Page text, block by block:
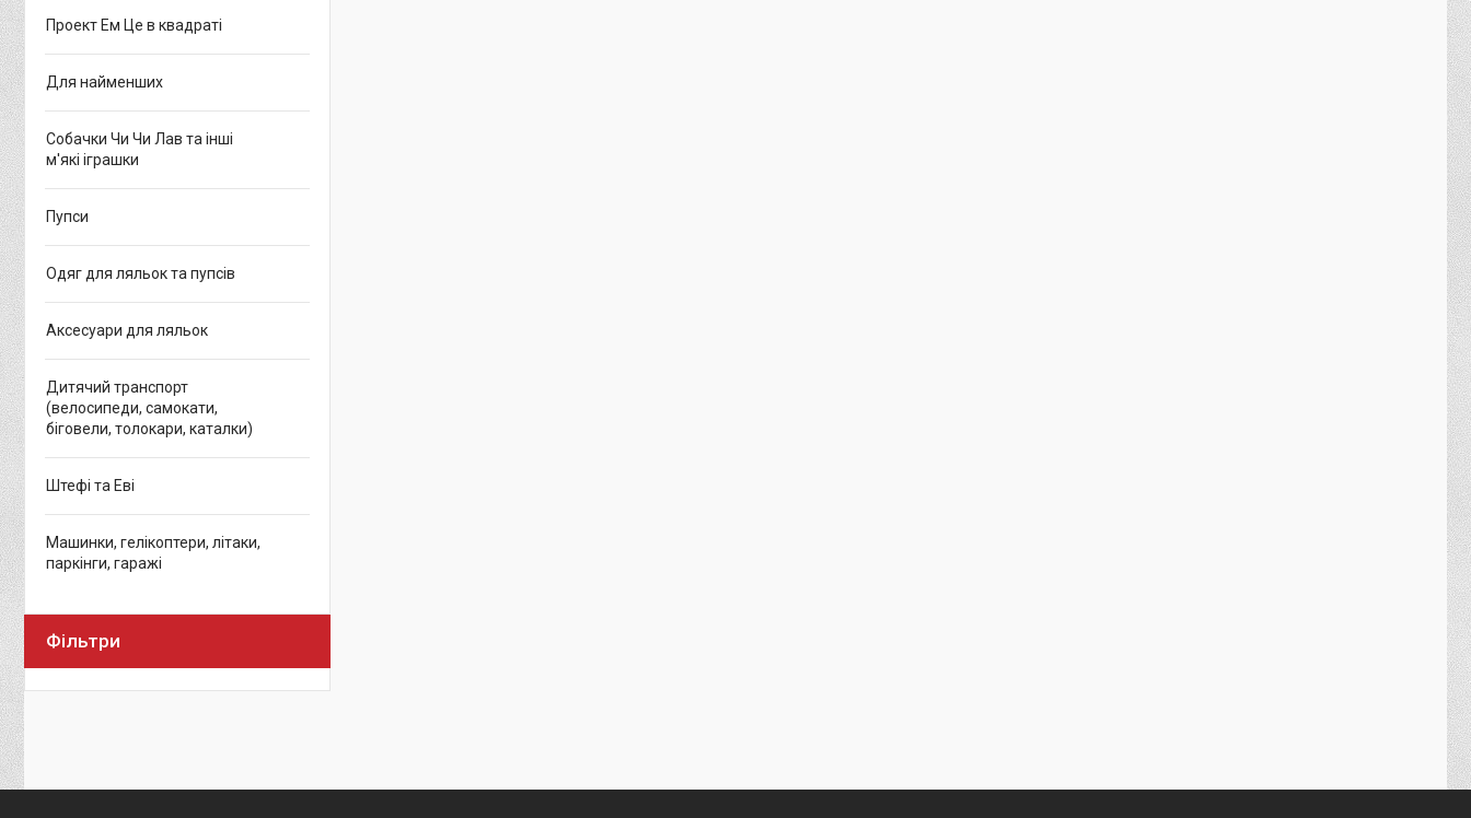
Проект Ем Це в квадраті
Для найменших
Собачки Чи Чи Лав та інші
м'які іграшки
Пупси
Одяг для ляльок та пупсів
Аксесуари для ляльок
Дитячий транспорт
(велосипеди, самокати,
біговели, толокари, каталки)
Штефі та Еві
Машинки, гелікоптери, літаки,
паркінги, гаражі
Фільтри